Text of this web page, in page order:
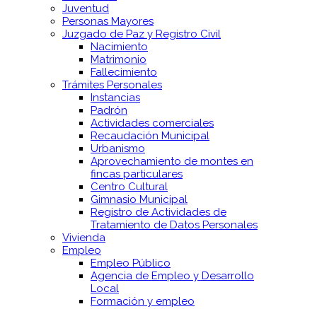
Juventud
Personas Mayores
Juzgado de Paz y Registro Civil
Nacimiento
Matrimonio
Fallecimiento
Trámites Personales
Instancias
Padrón
Actividades comerciales
Recaudación Municipal
Urbanismo
Aprovechamiento de montes en
fincas particulares
Centro Cultural
Gimnasio Municipal
Registro de Actividades de
Tratamiento de Datos Personales
Vivienda
Empleo
Empleo Público
Agencia de Empleo y Desarrollo
Local
Formación y empleo